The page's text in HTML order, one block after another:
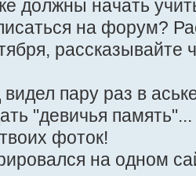
должны начать
на форум?
рассказывайте
пару раз в
"девичья память"...
фоток!
на одном